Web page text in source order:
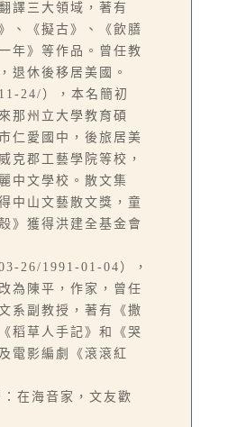
譯三大領域，著有
、《擬古》、《飲膳
年》等作品。曾任教
退休後移居美國。
24/），本名簡初
那州立大學教育碩
仁愛國中，後旅居美
克郡工藝學院等校，
中文學校。散文集
中山文藝散文獎，童
》獲得洪建全基金會
26/1991-01-04），
為陳平，作家，曾任
系副教授，著有《撒
稻草人手記》和《哭
電影編劇《滾滾紅
在海音家，文友歡